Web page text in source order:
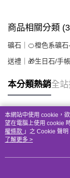
商品相關分類
礦石｜🍊橙色系礦
送禮｜🎁生日石/手
本分類熱銷全
熱門標籤
本網站中使用 cookie，
望在電腦上使用 cookie
權條款 」之 Cookie 聲
用條款之 Cookie 聲明使
了解更多 >